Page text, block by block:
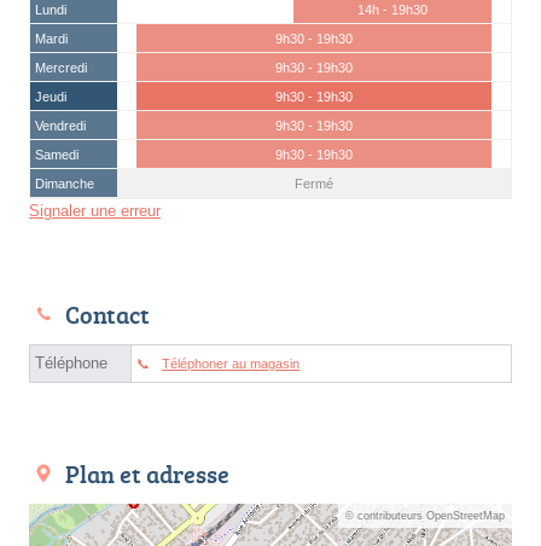
Lundi
14h - 19h30
Mardi
9h30 - 19h30
Mercredi
9h30 - 19h30
Jeudi
9h30 - 19h30
Vendredi
9h30 - 19h30
Samedi
9h30 - 19h30
Dimanche
Fermé
Signaler une erreur
Contact
Téléphone Téléphoner au magasin
Plan et adresse
© contributeurs OpenStreetMap